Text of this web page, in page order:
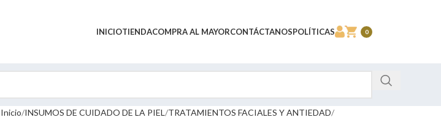
INICIOTIENDACOMPRA AL MAYORCONTÁCTANOSPOLÍTICAS 0
Inicio INSUMOS DE CUIDADO DE LA PIEL TRATAMIENTOS FACIALES Y ANTIEDAD